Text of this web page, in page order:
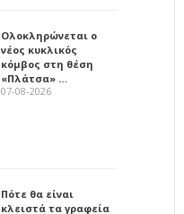
Ολοκληρώνεται ο
νέος κυκλικός
κόμβος στη θέση
«Πλάτσα» …
07-08-2026
Πότε θα είναι
κλειστά τα γραφεία